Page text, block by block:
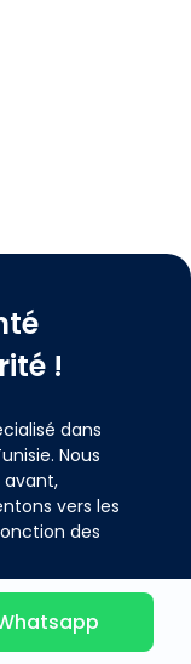
!
dans
Nous
vers les
des